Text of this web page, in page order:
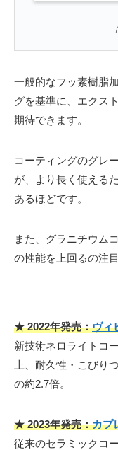
一般的なフッ素樹脂
グを基準に、エクス
期待できます。
コーティングのグレ
が、より長く使える
あるほどです。
また、グラニチウム
の性能を上回るの注
★ 2022年発売：ヴィ
新技術ネロライトコ
上、耐久性・こびり
の約2.7倍。
★ 2023年発売：カプ
従来のセラミックコ